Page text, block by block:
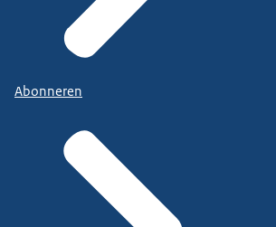
Abonneren